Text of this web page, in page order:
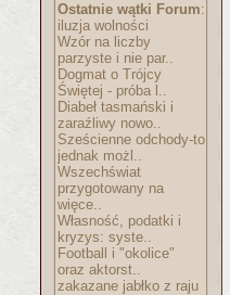
Ostatnie wątki Forum:
iluzja wolności
Wzór na liczby
parzyste i nie par..
Dogmat o Trójcy
Świętej - próba l..
Diabeł tasmański i
zaraźliwy nowo..
Sześcienne odchody-to
jednak możl..
Wszechświat
przygotowany na
więce..
Własność, podatki i
kryzys: syste..
Football i "okolice"
oraz aktorst..
zakazane jabłko z raju